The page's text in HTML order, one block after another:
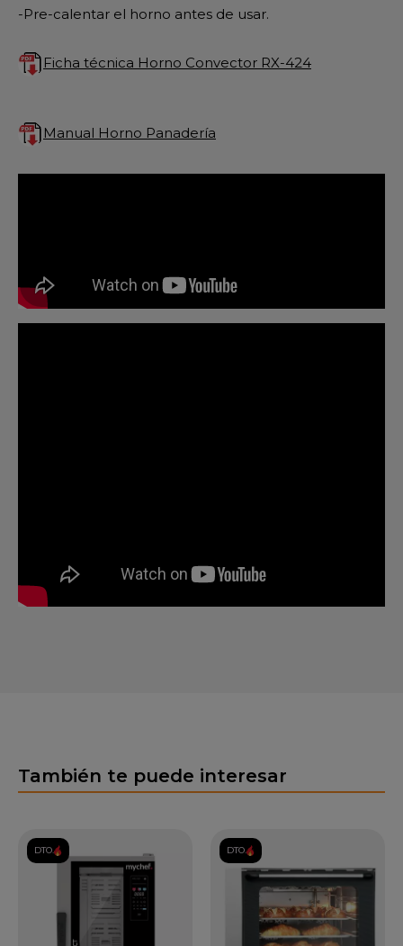
-Pre-calentar el horno antes de usar.
Ficha técnica Horno Convector RX-424
Manual Horno Panaderí­a
También te puede interesar
DTO. DTO.